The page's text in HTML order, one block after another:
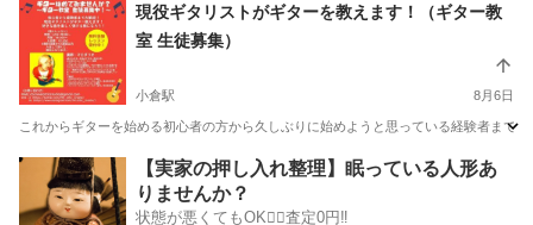
現役ギタリストがギターを教えます！（ギター教
室 生徒募集）
小倉駅 8月6日
これからギターを始める初心者の方から久しぶりに始めようと思っている経験者まで
福岡 北九州市 小倉駅 ギター SNS
【実家の押し入れ整理】眠っている人形あ
りませんか？
状態が悪くてもOK🙆‍♀️査定0円‼️